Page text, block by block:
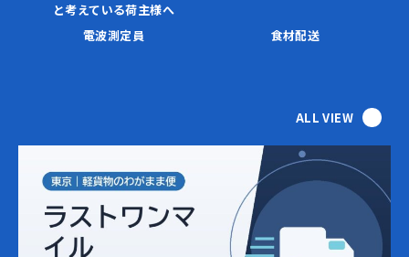
と考えている荷主様へ
電波測定員 食材配送
ALL VIEW